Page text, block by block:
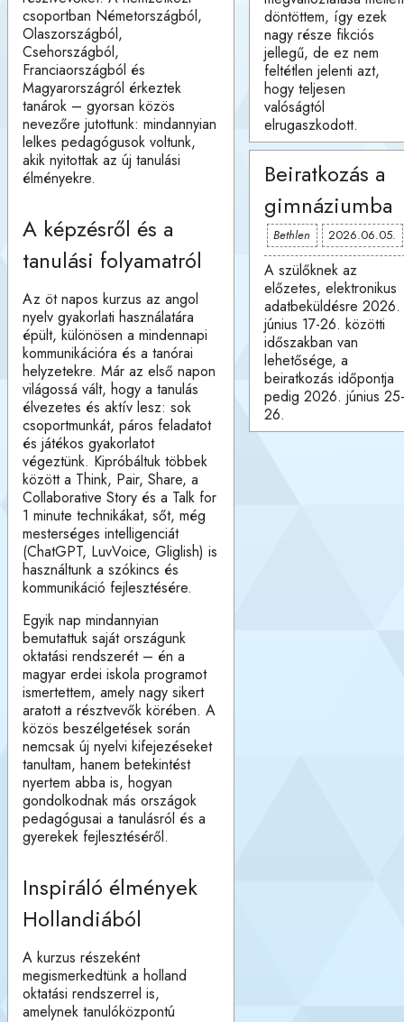
csoportban Németországból,
Olaszországból,
Csehországból,
Franciaországból és
Magyarországról érkeztek
tanárok – gyorsan közös
nevezőre jutottunk: mindannyian
lelkes pedagógusok voltunk,
akik nyitottak az új tanulási
élményekre.
A képzésről és a
tanulási folyamatról
Az öt napos kurzus az angol
nyelv gyakorlati használatára
épült, különösen a mindennapi
kommunikációra és a tanórai
helyzetekre. Már az első napon
világossá vált, hogy a tanulás
élvezetes és aktív lesz: sok
csoportmunkát, páros feladatot
és játékos gyakorlatot
végeztünk. Kipróbáltuk többek
között a Think, Pair, Share, a
Collaborative Story és a Talk for
1 minute technikákat, sőt, még
mesterséges intelligenciát
(ChatGPT, LuvVoice, Gliglish) is
használtunk a szókincs és
kommunikáció fejlesztésére.
Egyik nap mindannyian
bemutattuk saját országunk
oktatási rendszerét – én a
magyar erdei iskola programot
ismertettem, amely nagy sikert
aratott a résztvevők körében. A
közös beszélgetések során
nemcsak új nyelvi kifejezéseket
tanultam, hanem betekintést
nyertem abba is, hogyan
gondolkodnak más országok
pedagógusai a tanulásról és a
gyerekek fejlesztéséről.
Inspiráló élmények
Hollandiából
A kurzus részeként
megismerkedtünk a holland
oktatási rendszerrel is,
amelynek tanulóközpontú
döntöttem, így ezek
nagy része fikciós
jellegű, de ez nem
feltétlen jelenti azt,
hogy teljesen
valóságtól
elrugaszkodott.
Beiratkozás a
gimnáziumba
Bethlen 2026.06.05.
A szülőknek az
előzetes, elektronikus
adatbeküldésre 2026.
június 17-26. közötti
időszakban van
lehetősége, a
beiratkozás időpontja
pedig 2026. június 25-
26.